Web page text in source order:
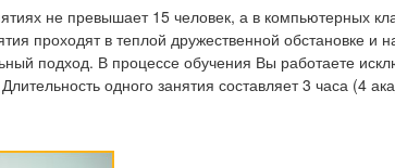
не превышает 15 человек, а в компьютерных
проходят в теплой дружественной обстановке
подход. В процессе обучения Вы работаете
одного занятия составляет 3 часа (4